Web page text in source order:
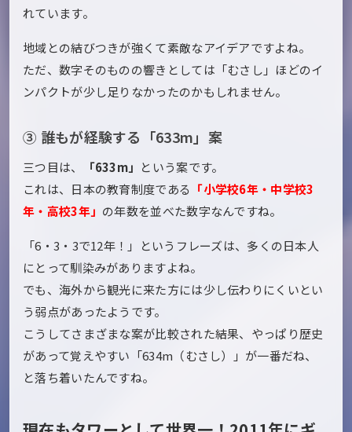
れています。
地域との結びつきが強くて素敵なアイデアですよね。
ただ、数字そのものの響きとしては「むさし」ほどのイ
ンパクトが少し足りなかったのかもしれません。
③ 誰もが経験する「633m」案
三つ目は、 「633m」 という案です。
これは、日本の教育制度である 「小学校6年・中学校3
年・高校3年」 の年数を並べた数字なんですね。
「6・3・3で12年！」というフレーズは、多くの日本人
にとって馴染みがありますよね。
でも、海外から観光に来た方には少し伝わりにくいとい
う弱点があったようです。
こうしてさまざまな案が比較された結果、やっぱり歴史
があって覚えやすい「634m（むさし）」が一番だね、
と落ち着いたんですね。